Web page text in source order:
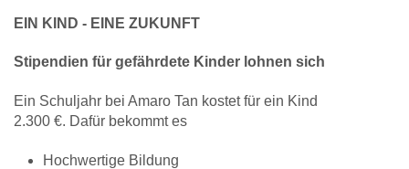
EIN KIND - EINE ZUKUNFT
Stipendien für gefährdete Kinder lohnen sich
Ein Schuljahr bei Amaro Tan kostet für ein Kind
2.300 €. Dafür bekommt es
Hochwertige Bildung